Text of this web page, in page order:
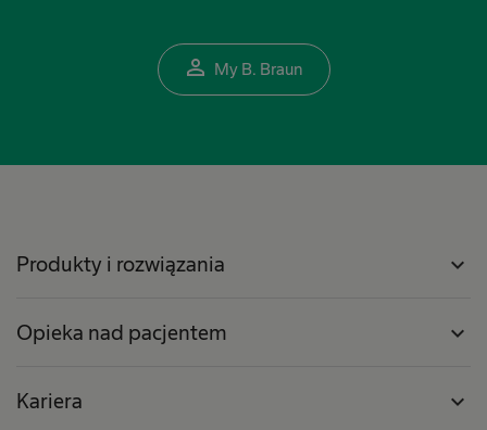
person_outline My B. Braun
Produkty i rozwiązania expand_more
Opieka nad pacjentem expand_more
Kariera expand_more